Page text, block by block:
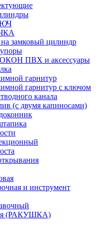
замковый цилиндр
ПВХ и аксессуары
гарнитур
гарнитур с ключом
канала
(с двумя капиносами)
и инструмент
(РАКУШКА)